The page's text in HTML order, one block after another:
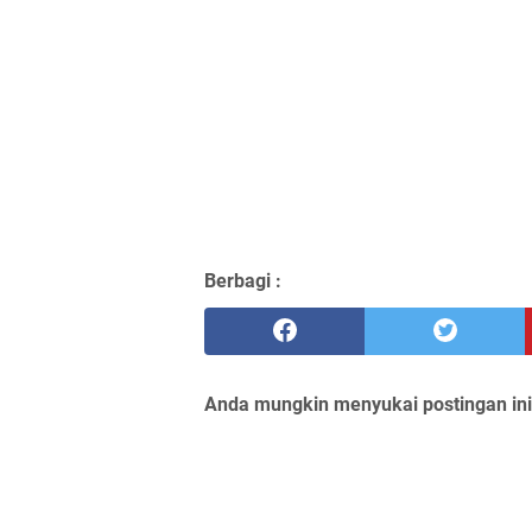
Berbagi :
Anda mungkin menyukai postingan